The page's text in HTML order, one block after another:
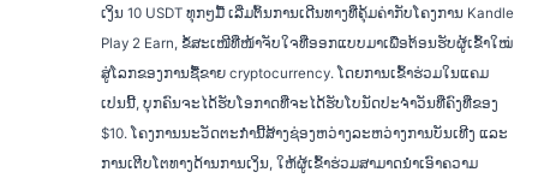
ເງິນ 10 USDT ທຸກໆມື້ ເລີ່ມຕົ້ນການເດີນທາງທີ່ຄຸ້ມຄ່າກັບໂຄງການ Kandle
Play 2 Earn, ຂໍ້ສະເໜີທີ່ໜ້າຈັບໃຈທີ່ອອກແບບມາເພື່ອຕ້ອນຮັບຜູ້ເຂົ້າໃໝ່
ສູ່ໂລກຂອງການຊື້ຂາຍ cryptocurrency. ໂດຍການເຂົ້າຮ່ວມໃນແຄມ
ເປນນີ້, ບຸກຄົນຈະໄດ້ຮັບໂອກາດທີ່ຈະໄດ້ຮັບໂບນັດປະຈຳວັນທີ່ຄົງທີ່ຂອງ
$10. ໂຄງການນະວັດຕະກໍານີ້ສ້າງຊ່ອງຫວ່າງລະຫວ່າງການບັນເທີງ ແລະ
ການເຕີບໂຕທາງດ້ານການເງິນ, ໃຫ້ຜູ້ເຂົ້າຮ່ວມສາມາດນໍາເອົາຄວາມ